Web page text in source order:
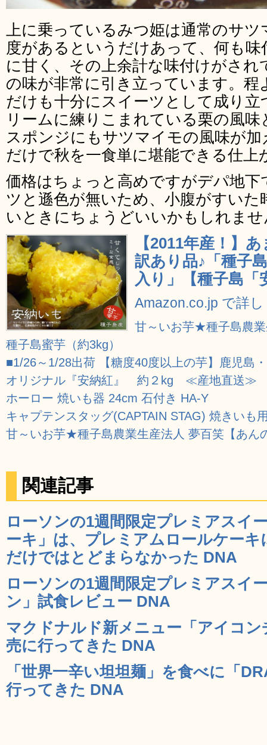
上に乗っているみつ姫は通常のサ
度があるというだけあって、何も
に甘く、その上余計な味付けがされ
の味が非常に引き立っています。程
だけも十分にスイーツとして成り
リームに練りこまれている栗の風
スポンジにもサツマイモの風味が
だけで秋を一食単に堪能できる仕
価格はちょっと高めですがデパ地
ツと遜色が無いため、小腹がすい
いときにちょうどいいかもしれませ
【2011年産！】
訳あり品♪「種子
入り」【種子島「
Amazon.co.jp で詳
甘～いお芋★種子島農
種子島蜜芋（約3kg）
■1/26～1/28出荷 【糖度40度以上の芋】鹿児島
オリジナル『安納紅』 約２kg ≪産地直送≫
ホーロー 焼いも器 24cm 石付き HA-Y
キャプテンスタッグ(CAPTAIN STAG) 焼きいも
甘～いお芋★種子島農業生産法人 夢百笑【あん
関連記事
ローソンの1週間限定プレミアスイ
ーキ」は、プレミアムロールケー
だけではとどまらなかった DNA
ローソンの1週間限定プレミアスイ
ン」試食レビュー DNA
マクドナルド新メニュー「アイコ
売に行ってきた DNA
「世界一辛い坦坦麺」を食べに「
行ってきた DNA